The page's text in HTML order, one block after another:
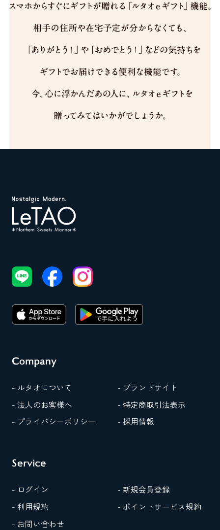
Company
- ルタオについて
- ブランドサイト
- 法人のお客様へ
- 特定商取引法表示
- プライバシーポリシー
- 採用情報
Service
- ログイン
- 新規会員登録
- 利用規約
- ポイントサービス規約
- お問い合わせ